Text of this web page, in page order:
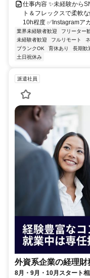
仕事内容 ✨未経験から
ト＆フレックスで柔軟
10h程度 ✅Instagramア
業界未経験者歓迎 フリーター
未経験者歓迎
フルリモート
ブランクOK
育休あり 長期歓
土日祝休み
派遣社員
外資系企業の経理財
8月・9月・10月スタート